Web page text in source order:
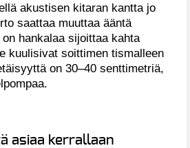
akustisen kitaran kantta jo
saattaa muuttaa ääntä
hankalaa sijoittaa kahta
kuulisivat soittimen tismalleen
on 30–40 senttimetriä,
asiaa kerrallaan